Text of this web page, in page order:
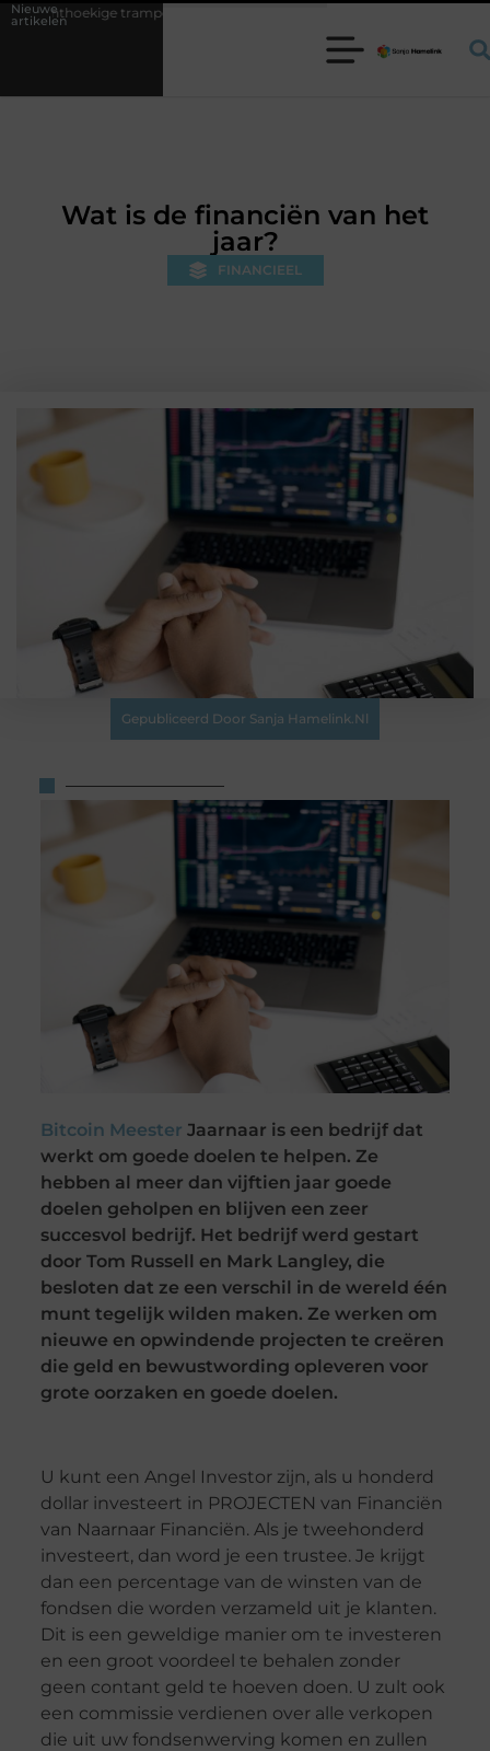
Nieuwe
artikelenkiezen voor jouw tuin
Wat is de financiën van het
jaar?
FINANCIEEL
Gepubliceerd Door Sanja Hamelink.nl
Bitcoin Meester Jaarnaar is een bedrijf dat
werkt om goede doelen te helpen. Ze
hebben al meer dan vijftien jaar goede
doelen geholpen en blijven een zeer
succesvol bedrijf. Het bedrijf werd gestart
door Tom Russell en Mark Langley, die
besloten dat ze een verschil in de wereld één
munt tegelijk wilden maken. Ze werken om
nieuwe en opwindende projecten te creëren
die geld en bewustwording opleveren voor
grote oorzaken en goede doelen.
U kunt een Angel Investor zijn, als u honderd
dollar investeert in PROJECTEN van Financiën
van Naarnaar Financiën. Als je tweehonderd
investeert, dan word je een trustee. Je krijgt
dan een percentage van de winsten van de
fondsen die worden verzameld uit je klanten.
Dit is een geweldige manier om te investeren
en een groot voordeel te behalen zonder
geen contant geld te hoeven doen. U zult ook
een commissie verdienen over alle verkopen
die uit uw fondsenwerving komen en zullen